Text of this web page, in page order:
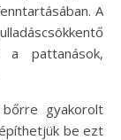
A
a pattanások,
gyakorolt
be ezt